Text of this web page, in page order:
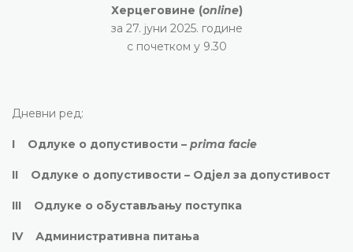
Херцеговине (online)
за 27. јуни 2025. године
с почетком у 9.30
Дневни ред:
I Одлуке о допустивости – prima facie
II Одлуке о допустивости – Одјел за допустивост
III Одлуке о обустављању поступка
IV Административна питања